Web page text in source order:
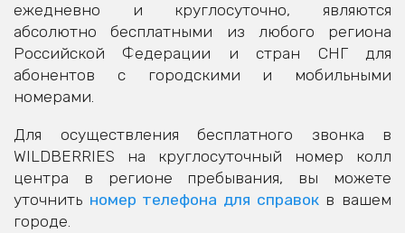
ежедневно и круглосуточно, являются
абсолютно бесплатными из любого региона
Российской Федерации и стран СНГ для
абонентов с городскими и мобильными
номерами.
Для осуществления бесплатного звонка в
WILDBERRIES на круглосуточный номер колл
центра в регионе пребывания, вы можете
уточнить номер телефона для справокв вашем
городе.